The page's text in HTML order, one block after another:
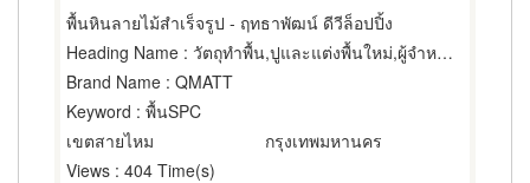
พื้นหินลายไม้สำเร็จรูป - ฤทธาพัฒน์ ดีวีล็อปปิ้ง
Heading Name : วัตถุทำพื้น,ปูและแต่งพื้นใหม่,ผู้จำหน่ายและรับเหมาปูวัสดุปูพื้น
Brand Name : QMATT
Keyword : พื้นSPC
เขตสายไหม
กรุงเทพมหานคร
Views : 404 Time(s)